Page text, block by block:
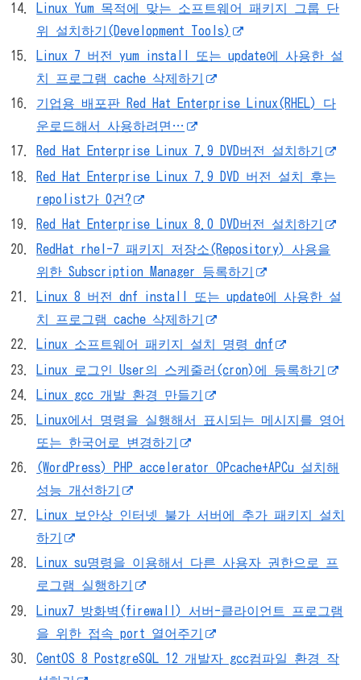
Linux Yum 목적에 맞는 소프트웨어 패키지 그룹 단
위 설치하기(Development Tools)
Linux 7 버전 yum install 또는 update에 사용한 설
치 프로그램 cache 삭제하기
기업용 배포판 Red Hat Enterprise Linux(RHEL) 다
운로드해서 사용하려면…
Red Hat Enterprise Linux 7.9 DVD버전 설치하기
Red Hat Enterprise Linux 7.9 DVD 버전 설치 후는
repolist가 0건?
Red Hat Enterprise Linux 8.0 DVD버전 설치하기
RedHat rhel-7 패키지 저장소(Repository) 사용을
위한 Subscription Manager 등록하기
Linux 8 버전 dnf install 또는 update에 사용한 설
치 프로그램 cache 삭제하기
Linux 소프트웨어 패키지 설치 명령 dnf
Linux 로그인 User의 스케줄러(cron)에 등록하기
Linux gcc 개발 환경 만들기
Linux에서 명령을 실행해서 표시되는 메시지를 영어
또는 한국어로 변경하기
(WordPress) PHP accelerator OPcache+APCu 설치해
성능 개선하기
Linux 보안상 인터넷 불가 서버에 추가 패키지 설치
하기
Linux su명령을 이용해서 다른 사용자 권한으로 프
로그램 실행하기
Linux7 방화벽(firewall) 서버-클라이언트 프로그램
을 위한 접속 port 열어주기
CentOS 8 PostgreSQL 12 개발자 gcc컴파일 환경 작